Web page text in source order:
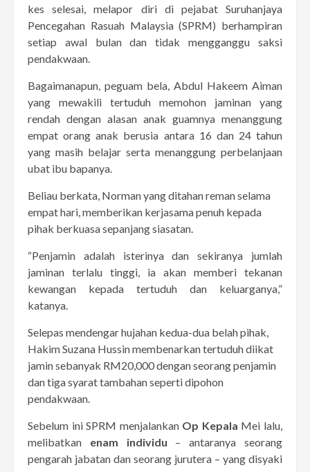
kes selesai, melapor diri di pejabat Suruhanjaya
Pencegahan Rasuah Malaysia (SPRM) berhampiran
setiap awal bulan dan tidak mengganggu saksi
pendakwaan.
Bagaimanapun, peguam bela, Abdul Hakeem Aiman
yang mewakili tertuduh memohon jaminan yang
rendah dengan alasan anak guamnya menanggung
empat orang anak berusia antara 16 dan 24 tahun
yang masih belajar serta menanggung perbelanjaan
ubat ibu bapanya.
Beliau berkata, Norman yang ditahan reman selama
empat hari, memberikan kerjasama penuh kepada
pihak berkuasa sepanjang siasatan.
“Penjamin adalah isterinya dan sekiranya jumlah
jaminan terlalu tinggi, ia akan memberi tekanan
kewangan kepada tertuduh dan keluarganya,”
katanya.
Selepas mendengar hujahan kedua-dua belah pihak,
Hakim Suzana Hussin membenarkan tertuduh diikat
jamin sebanyak RM20,000 dengan seorang penjamin
dan tiga syarat tambahan seperti dipohon
pendakwaan.
Sebelum ini SPRM menjalankan Op Kepala Mei lalu,
melibatkan enam individu – antaranya seorang
pengarah jabatan dan seorang jurutera – yang disyaki